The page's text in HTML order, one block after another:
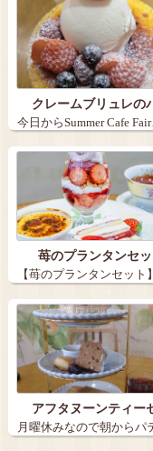
クレームブリュレの
今日からSummer Cafe
苺のプランタンセッ
【苺のプランタンセット
市の「パ…
アフタヌーンティー
月曜休みなので朝からパ